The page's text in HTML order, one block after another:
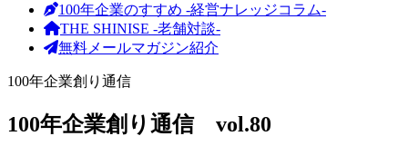
100年企業のすすめ -経営ナレッジコラム-
THE SHINISE -老舗対談-
無料メールマガジン紹介
100年企業創り通信
100年企業創り通信 vol.80